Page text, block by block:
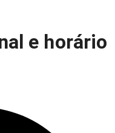
e horário